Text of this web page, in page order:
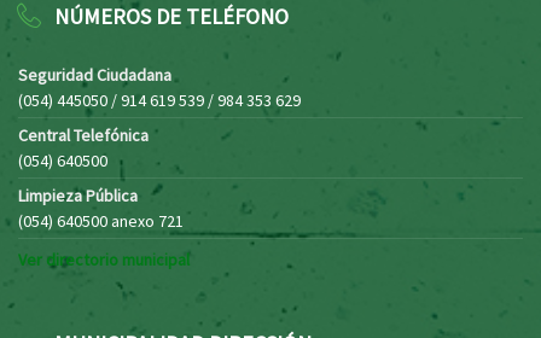
NÚMEROS DE TELÉFONO
Seguridad Ciudadana
(054) 445050 / 914 619 539 / 984 353 629
Central Telefónica
(054) 640500
Limpieza Pública
(054) 640500 anexo 721
Ver directorio municipal